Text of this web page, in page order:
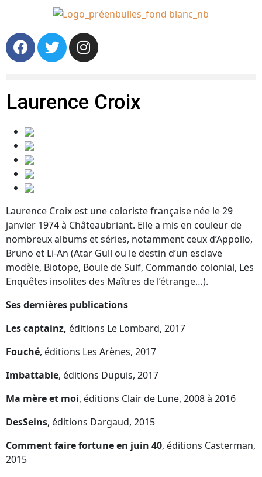
Laurence Croix
Laurence Croix est une coloriste française née le 29
janvier 1974 à Châteaubriant. Elle a mis en couleur de
nombreux albums et séries, notamment ceux d’Appollo,
Brüno et Li-An (Atar Gull ou le destin d’un esclave
modèle, Biotope, Boule de Suif, Commando colonial, Les
Enquêtes insolites des Maîtres de l’étrange…).
Ses dernières publications
Les captainz, éditions Le Lombard, 2017
Fouché, éditions Les Arènes, 2017
Imbattable, éditions Dupuis, 2017
Ma mère et moi, éditions Clair de Lune, 2008 à 2016
DesSeins, éditions Dargaud, 2015
Comment faire fortune en juin 40, éditions Casterman,
2015